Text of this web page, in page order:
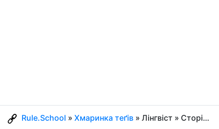
Rule.School » Хмаринка теґів » Лінгвіст » Сторінка 2